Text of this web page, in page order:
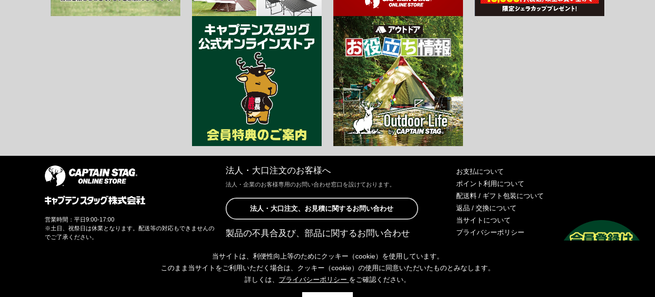
法人・大口注文のお客様へ
法人・企業のお客様専用のお問い合わせ窓口を設けております。
法人・大口注文、お見積に関するお問い合わせ
製品の不具合及び、部品に関するお問い合わせ
きましては、Webサイトにて承っております。
以下よりご連絡ください。
お支払について
ポイント利用について
配送料 / ギフト包装について
返品 / 交換について
当サイトについて
プライバシーポリシー
お問い合わせ
営業時間：平日9:00-17:00
※土日、祝祭日は休業となります。配送等の対応もできませんの
でご了承ください。
当サイトは、利便性向上等のためにクッキー（cookie）を使用しています。
このまま当サイトをご利用いただく場合は、クッキー（cookie）の使用に同意いただいたものとみなします。
詳しくは、 プライバシーポリシー をご確認ください。